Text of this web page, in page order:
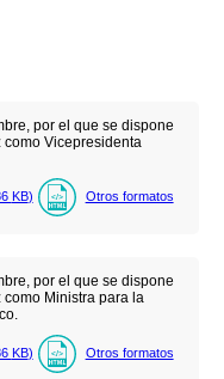
por el que se dispone
Vicepresidenta
KB) Otros formatos
por el que se dispone
Ministra para la
KB) Otros formatos